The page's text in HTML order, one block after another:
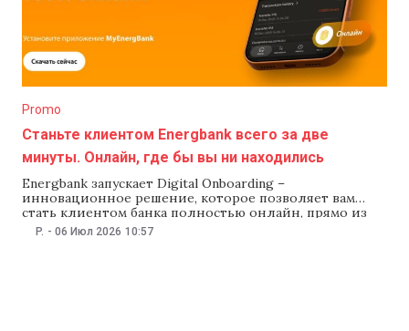
Promo
Станьте клиентом Energbank всего за две
минуты. Онлайн, где бы вы ни находились
Energbank запускает Digital Onboarding –
инновационное решение, которое позволяет вам
стать клиентом банка полностью онлайн, прямо из
приложения MyEnergBank, причем всего за пару
P. - 06 Июл 2026 10:57